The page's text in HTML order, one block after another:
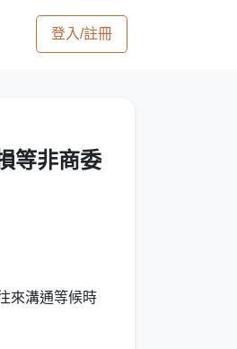
登入/註冊
等非商委
來溝通等候時